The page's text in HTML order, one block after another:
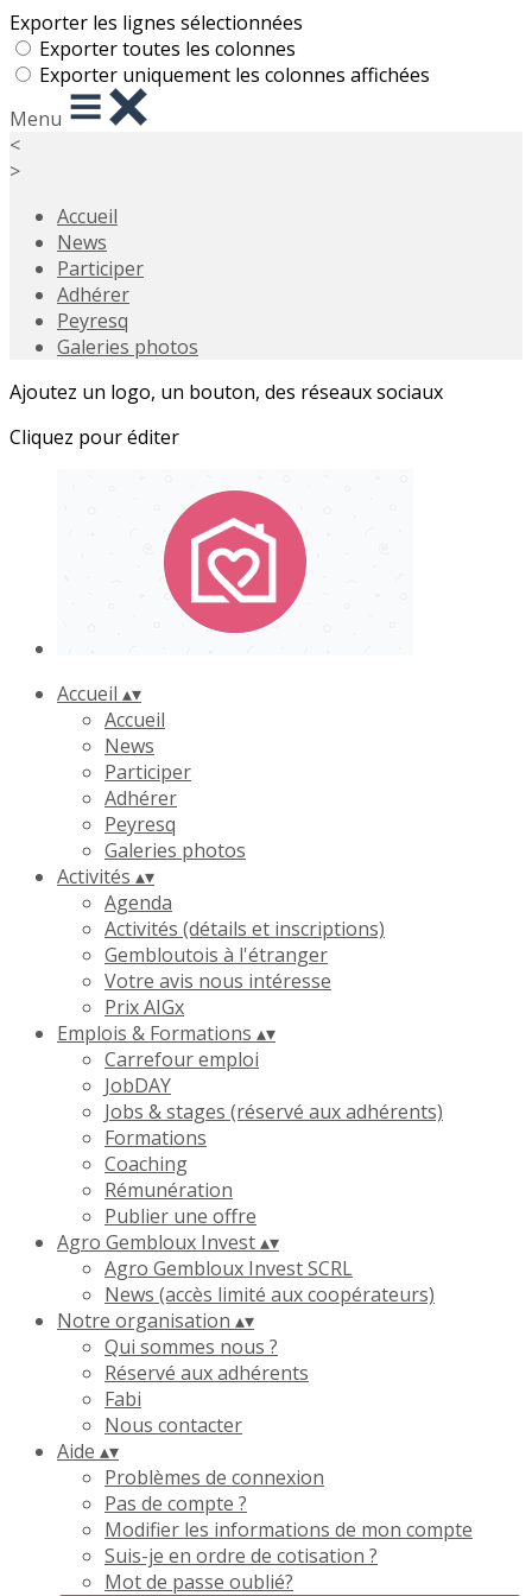
Exporter les lignes sélectionnées
Exporter toutes les colonnes
Exporter uniquement les colonnes affichées
Menu
<
>
Accueil
News
Participer
Adhérer
Peyresq
Galeries photos
Ajoutez un logo, un bouton, des réseaux sociaux
Cliquez pour éditer
Accueil ▴▾
Accueil
News
Participer
Adhérer
Peyresq
Galeries photos
Activités ▴▾
Agenda
Activités (détails et inscriptions)
Gembloutois à l'étranger
Votre avis nous intéresse
Prix AIGx
Emplois & Formations ▴▾
Carrefour emploi
JobDAY
Jobs & stages (réservé aux adhérents)
Formations
Coaching
Rémunération
Publier une offre
Agro Gembloux Invest▴▾
Agro Gembloux Invest SCRL
News (accès limité aux coopérateurs)
Notre organisation ▴▾
Qui sommes nous ?
Réservé aux adhérents
Fabi
Nous contacter
Aide ▴▾
Problèmes de connexion
Pas de compte ?
Modifier les informations de mon compte
Suis-je en ordre de cotisation ?
Mot de passe oublié?